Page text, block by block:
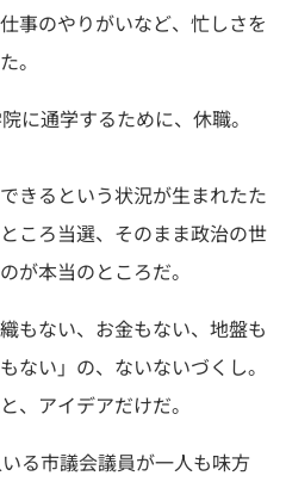
事のやりがいなど、忙しさを
。
に通学するために、休職。
きるという状況が生まれたた
ころ当選、そのまま政治の世
が本当のところだ。
もない、お金もない、地盤も
ない」の、ないないづくし。
、アイデアだけだ。
る市議会議員が一人も味方